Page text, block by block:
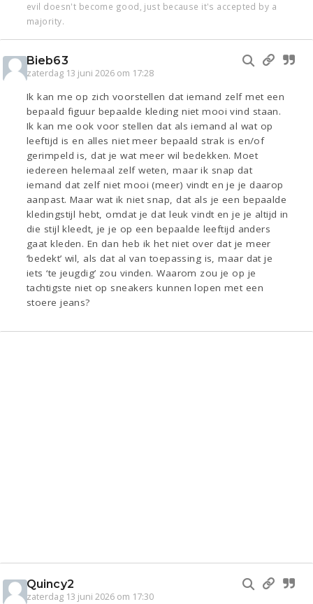
evil doesn't become good, just because it's accepted by a
majority.
Bieb63
zaterdag 13 juni 2026 om 17:28
Ik kan me op zich voorstellen dat iemand zelf met een
bepaald figuur bepaalde kleding niet mooi vind staan.
Ik kan me ook voor stellen dat als iemand al wat op
leeftijd is en alles niet meer bepaald strak is en/of
gerimpeld is, dat je wat meer wil bedekken. Moet
iedereen helemaal zelf weten, maar ik snap dat
iemand dat zelf niet mooi (meer) vindt en je je daarop
aanpast. Maar wat ik niet snap, dat als je een bepaalde
kledingstijl hebt, omdat je dat leuk vindt en je je altijd in
die stijl kleedt, je je op een bepaalde leeftijd anders
gaat kleden. En dan heb ik het niet over dat je meer
‘bedekt’ wil, als dat al van toepassing is, maar dat je
iets ‘te jeugdig’ zou vinden. Waarom zou je op je
tachtigste niet op sneakers kunnen lopen met een
stoere jeans?
Quincy2
zaterdag 13 juni 2026 om 17:30